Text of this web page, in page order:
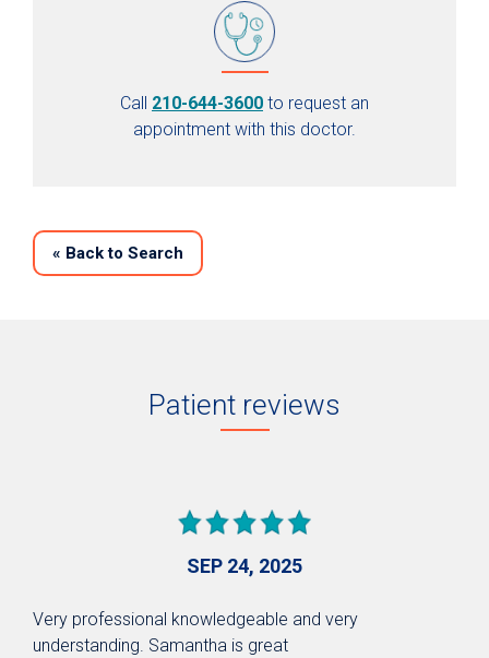
Call 210-644-3600 to request an
appointment with this doctor.
« Back to Search
Patient reviews
SEP 24, 2025
Very professional knowledgeable and very
understanding. Samantha is great